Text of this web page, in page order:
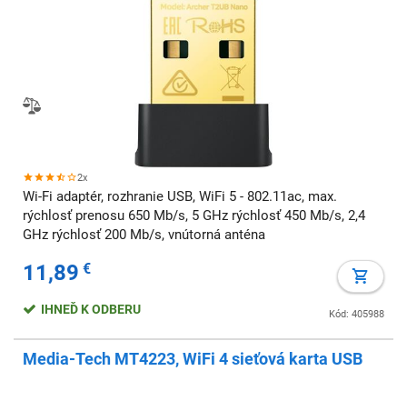
2x
Wi-Fi adaptér, rozhranie USB, WiFi 5 - 802.11ac, max.
rýchlosť prenosu 650 Mb/s, 5 GHz rýchlosť 450 Mb/s, 2,4
GHz rýchlosť 200 Mb/s, vnútorná anténa
11,89 €
Kód: 405988
IHNEĎ K ODBERU
Media-Tech MT4223, WiFi 4 sieťová karta USB